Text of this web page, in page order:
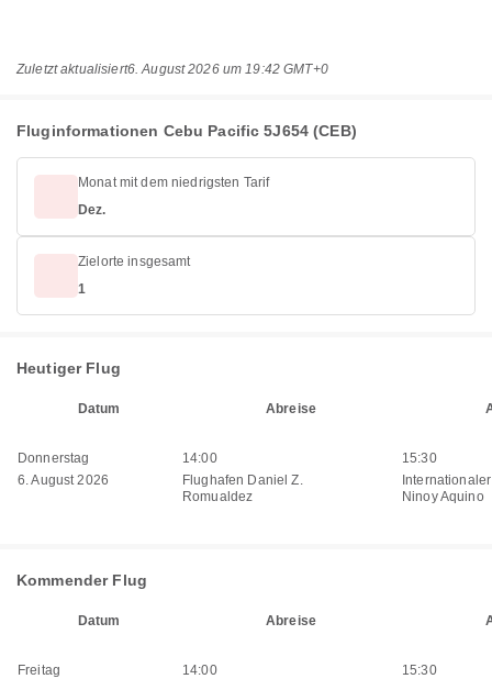
Zuletzt aktualisiert6. August 2026 um 19:42 GMT+0
Fluginformationen Cebu Pacific 5J654 (CEB)
Monat mit dem niedrigsten Tarif
Dez.
Zielorte insgesamt
1
Heutiger Flug
Datum Abreise
Donnerstag
6. August 2026
14:00
Flughafen Daniel Z.
Romualdez
15:30
Ninoy Aquino
Kommender Flug
Datum Abreise
Freitag
14:00
15:30